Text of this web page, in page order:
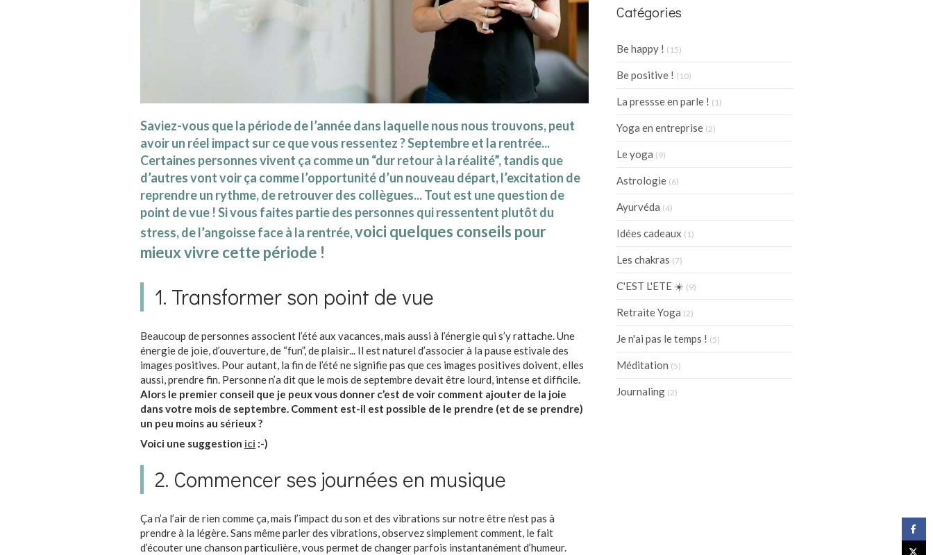
Saviez-vous que la période de l’année dans laquelle nous nous trouvons, peut
avoir un réel impact sur ce que vous ressentez ? Septembre et la rentrée...
Certaines personnes vivent ça comme un “dur retour à la réalité”, tandis que
d’autres vont voir ça comme l’opportunité d’un nouveau départ, l’excitation de
reprendre un rythme, de retrouver des collègues... Tout est une question de
point de vue ! Si vous faites partie des personnes qui ressentent plutôt du
stress, de l’angoisse face à la rentrée,voici quelques conseils pour
mieux vivre cette période !
1. Transformer son point de vue
Beaucoup de personnes associent l’été aux vacances, mais aussi à l’énergie qui s’y rattache. Une
énergie de joie, d’ouverture, de “fun”, de plaisir... Il est naturel d’associer à la pause estivale des
images positives. Pour autant, la fin de l’été ne signifie pas que ces images positives doivent, elles
aussi, prendre fin. Personne n’a dit que le mois de septembre devait être lourd, intense et difficile.
Alors le premier conseil que je peux vous donner c’est de voir comment ajouter de la joie
dans votre mois de septembre. Comment est-il est possible de le prendre (et de se prendre)
un peu moins au sérieux ?
Voici une suggestion ici :-)
2. Commencer ses journées en musique
Ça n’a l’air de rien comme ça, mais l’impact du son et des vibrations sur notre être n’est pas à
prendre à la légère. Sans même parler des vibrations, observez simplement comment, le fait
d’écouter une chanson particulière, vous permet de changer parfois instantanément d’humeur.
Catégories
Be happy ! (15)
Be positive ! (10)
La pressse en parle ! (1)
Yoga en entreprise (2)
Le yoga (9)
Astrologie (6)
Ayurvéda (4)
Idées cadeaux (1)
Les chakras (7)
C'EST L'ETE ☀️ (9)
Retraite Yoga (2)
Je n'ai pas le temps ! (5)
Méditation (5)
Journaling (2)